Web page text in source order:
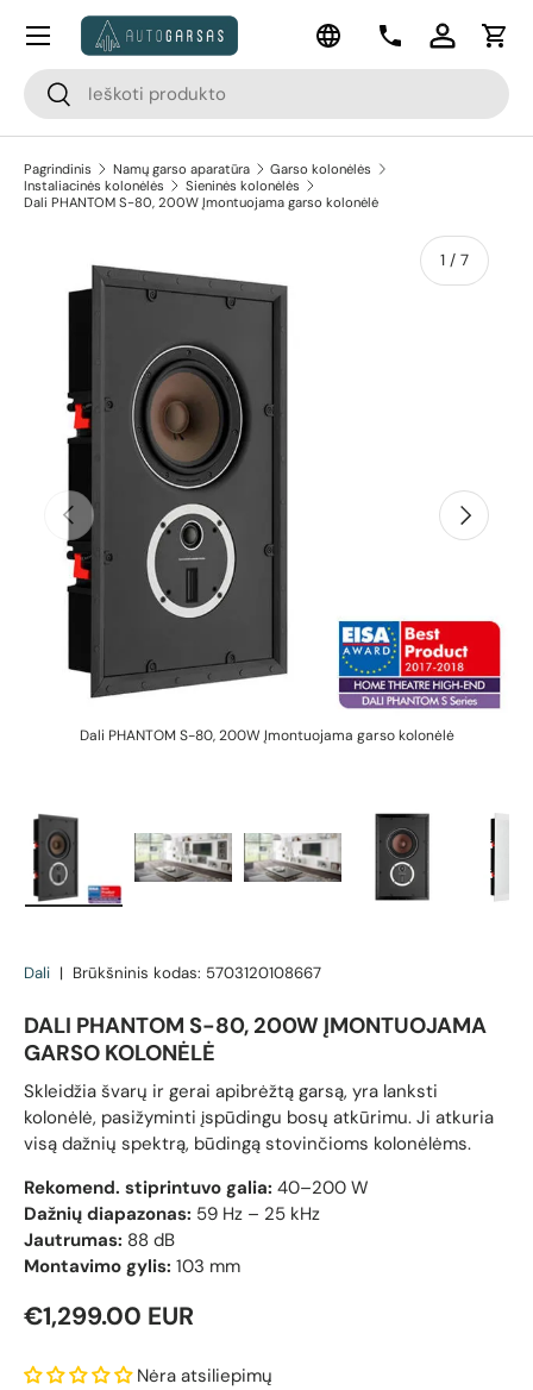
Pereiti prie turinio
Paieška
Paieška
Kalba
KontaktaiPrisijungti
Meniu
Pagrindinis Namų garso aparatūra
Garso kolonėlės
Instaliacinės kolonėlės
Sieninės kolonėlės
Dali PHANTOM S-80, 200W Įmontuojama garso kolonėlė
Pereiti prie prekės informacijos
Dali PHANTOM S-80, 200W Įmontuojama garso kolonėlė
Ankstesnis
1 / apie
7
Kitas
Dali | Brūkšninis kodas: 5703120108667
DALI PHANTOM S-80, 200W ĮMONTUOJAMA
GARSO KOLONĖLĖ
Skleidžia švarų ir gerai apibrėžtą garsą, yra lanksti
kolonėlė, pasižyminti įspūdingu bosų atkūrimu. Ji atkuria
visą dažnių spektrą, būdingą stovinčioms kolonėlėms.
Rekomend. stiprintuvo galia: 40–200 W
Dažnių diapazonas: 59 Hz – 25 kHz
Jautrumas: 88 dB
Montavimo gylis: 103 mm
Reguliari kaina
€1,299.00 EUR
Nėra atsiliepimų